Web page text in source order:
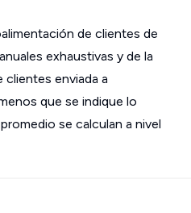
de clientes de
exhaustivas y de la
enviada a
que se indique lo
se calculan a nivel